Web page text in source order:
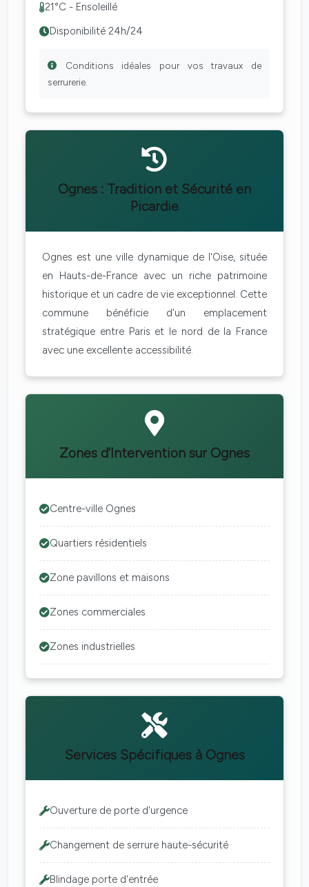
21°C - Ensoleillé
Disponibilité 24h/24
Conditions idéales pour vos travaux de
serrurerie.
Ognes : Tradition et Sécurité en
Picardie
Ognes est une ville dynamique de l'Oise, située
en Hauts-de-France avec un riche patrimoine
historique et un cadre de vie exceptionnel. Cette
commune bénéficie d'un emplacement
stratégique entre Paris et le nord de la France
avec une excellente accessibilité.
Zones d'Intervention sur Ognes
Centre-ville Ognes
Quartiers résidentiels
Zone pavillons et maisons
Zones commerciales
Zones industrielles
Services Spécifiques à Ognes
Ouverture de porte d'urgence
Changement de serrure haute-sécurité
Blindage porte d'entrée